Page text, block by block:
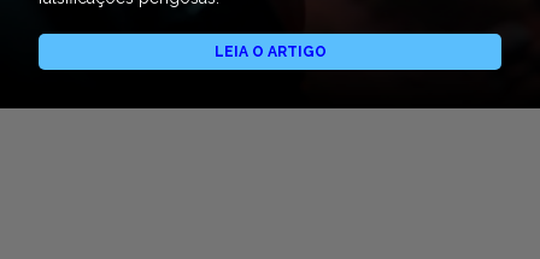
LEIA O ARTIGO